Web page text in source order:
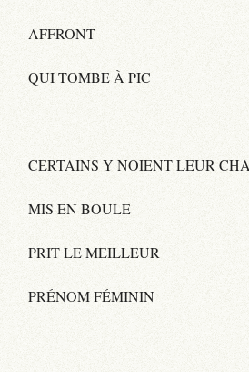
AFFRONT
QUI TOMBE À PIC
CERTAINS Y NOIENT LEUR
MIS EN BOULE
PRIT LE MEILLEUR
PRÉNOM FÉMININ